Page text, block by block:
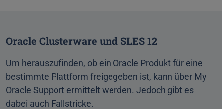
Oracle Clusterware und SLES 12
Um herauszufinden, ob ein Oracle Produkt für eine
bestimmte Plattform freigegeben ist, kann über My
Oracle Support ermittelt werden. Jedoch gibt es
dabei auch Fallstricke.